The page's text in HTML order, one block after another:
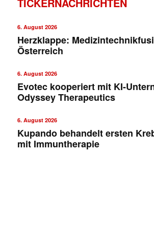
6. August 2026
Herzklappe:
Österreich
6. August 2026
Evotec kooperiert mit KI-
Odyssey Therapeutics
6. August 2026
Kupando behandelt ersten
mit Immuntherapie